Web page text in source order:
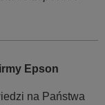
Epson
na Państwa